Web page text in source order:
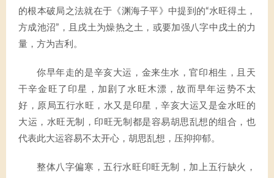
的根本破局之法就在于《渊海子平》中提到的“水旺得土，
方成池沼”，且戌土为燥热之土，或要加强八字中戌土的力
量，方为吉利。
你早年走的是辛亥大运，金来生水，官印相生，且天
干辛金旺了印星，加剧了水旺木漂，故而早年运势不太
好，原局五行水旺，水又是印星，辛亥大运又是金水旺的
大运，水旺无制，印旺无制都是容易胡思乱想的组合，也
代表此大运容易不太开心，胡思乱想，压抑抑郁。
整体八字偏寒，五行水旺印旺无制，加上五行缺火，